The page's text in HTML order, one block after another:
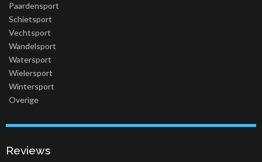
Paardensport
Schietsport
Vechtsport
Wandelsport
Watersport
Wielersport
Wintersport
Overige
Reviews